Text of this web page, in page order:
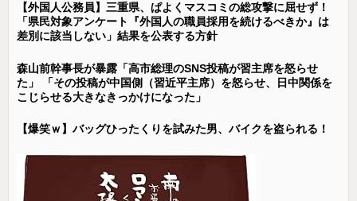
【外国人公務員】三重県、ぱよくマスコミの総攻撃に屈せず！
「県民対象アンケート『外国人の職員採用を続けるべきか』は
差別に該当しない」結果を公表する方針
森山前幹事長が暴露「高市総理のSNS投稿が習主席を怒らせ
た」 「その投稿が中国側（習近平主席）を怒らせ、日中関係を
こじらせる大きなきっかけになった」
【爆笑ｗ】バッグひったくりを試みた男、バイクを盗られる！